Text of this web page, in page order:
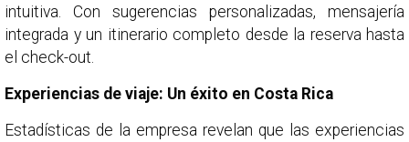
intuitiva. Con sugerencias personalizadas, mensajería
integrada y un itinerario completo desde la reserva hasta
el check-out.
Experiencias de viaje: Un éxito en Costa Rica
Estadísticas de la empresa revelan que las experiencias